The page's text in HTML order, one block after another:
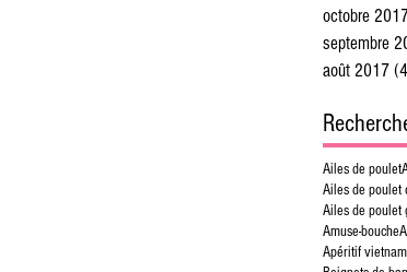
octobre
septembre
août 2017
Ailes de poulet
Ailes de poulet
Ailes de poulet
Amuse-bouche
Apéritif